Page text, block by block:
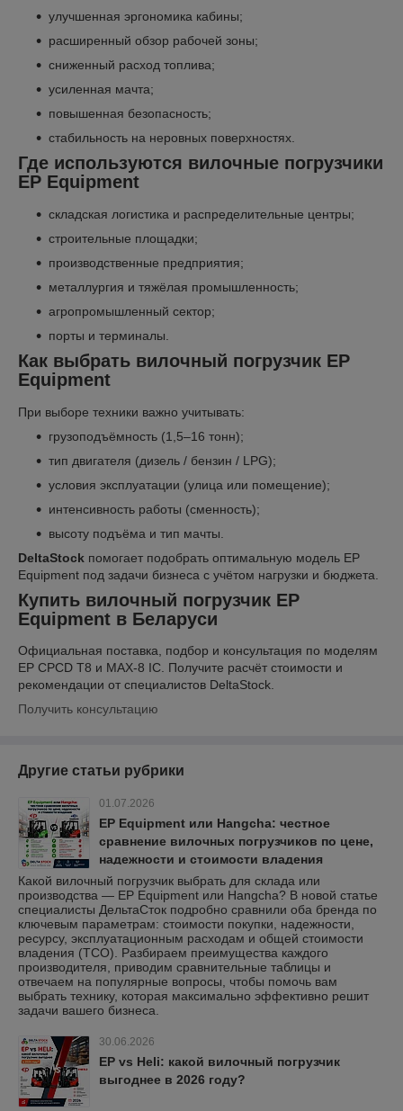
улучшенная эргономика кабины;
расширенный обзор рабочей зоны;
сниженный расход топлива;
усиленная мачта;
повышенная безопасность;
стабильность на неровных поверхностях.
Где используются вилочные погрузчики
EP Equipment
складская логистика и распределительные центры;
строительные площадки;
производственные предприятия;
металлургия и тяжёлая промышленность;
агропромышленный сектор;
порты и терминалы.
Как выбрать вилочный погрузчик EP
Equipment
При выборе техники важно учитывать:
грузоподъёмность (1,5–16 тонн);
тип двигателя (дизель / бензин / LPG);
условия эксплуатации (улица или помещение);
интенсивность работы (сменность);
высоту подъёма и тип мачты.
DeltaStock помогает подобрать оптимальную модель EP
Equipment под задачи бизнеса с учётом нагрузки и бюджета.
Купить вилочный погрузчик EP
Equipment в Беларуси
Официальная поставка, подбор и консультация по моделям
EP CPCD T8 и MAX-8 IC. Получите расчёт стоимости и
рекомендации от специалистов DeltaStock.
Получить консультацию
Другие статьи рубрики
01.07.2026
EP Equipment или Hangcha: честное
сравнение вилочных погрузчиков по цене,
надежности и стоимости владения
Какой вилочный погрузчик выбрать для склада или
производства — EP Equipment или Hangcha? В новой статье
специалисты ДельтаСток подробно сравнили оба бренда по
ключевым параметрам: стоимости покупки, надежности,
ресурсу, эксплуатационным расходам и общей стоимости
владения (TCO). Разбираем преимущества каждого
производителя, приводим сравнительные таблицы и
отвечаем на популярные вопросы, чтобы помочь вам
выбрать технику, которая максимально эффективно решит
задачи вашего бизнеса.
30.06.2026
EP vs Heli: какой вилочный погрузчик
выгоднее в 2026 году?